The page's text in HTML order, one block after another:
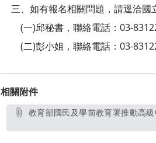
三、如有報名相關問題，請逕洽國
(一)邱秘書，聯絡電話：03-
(二)彭小姐，聯絡電話：03-
相關附件